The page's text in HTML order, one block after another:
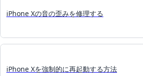
iPhone Xの音の歪みを修理する
iPhone Xを強制的に再起動する方法